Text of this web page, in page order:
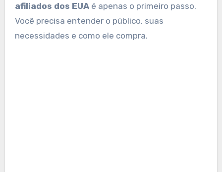
afiliados dos EUAé apenas o primeiro passo.
Você precisa entender o público, suas
necessidades e como ele compra.